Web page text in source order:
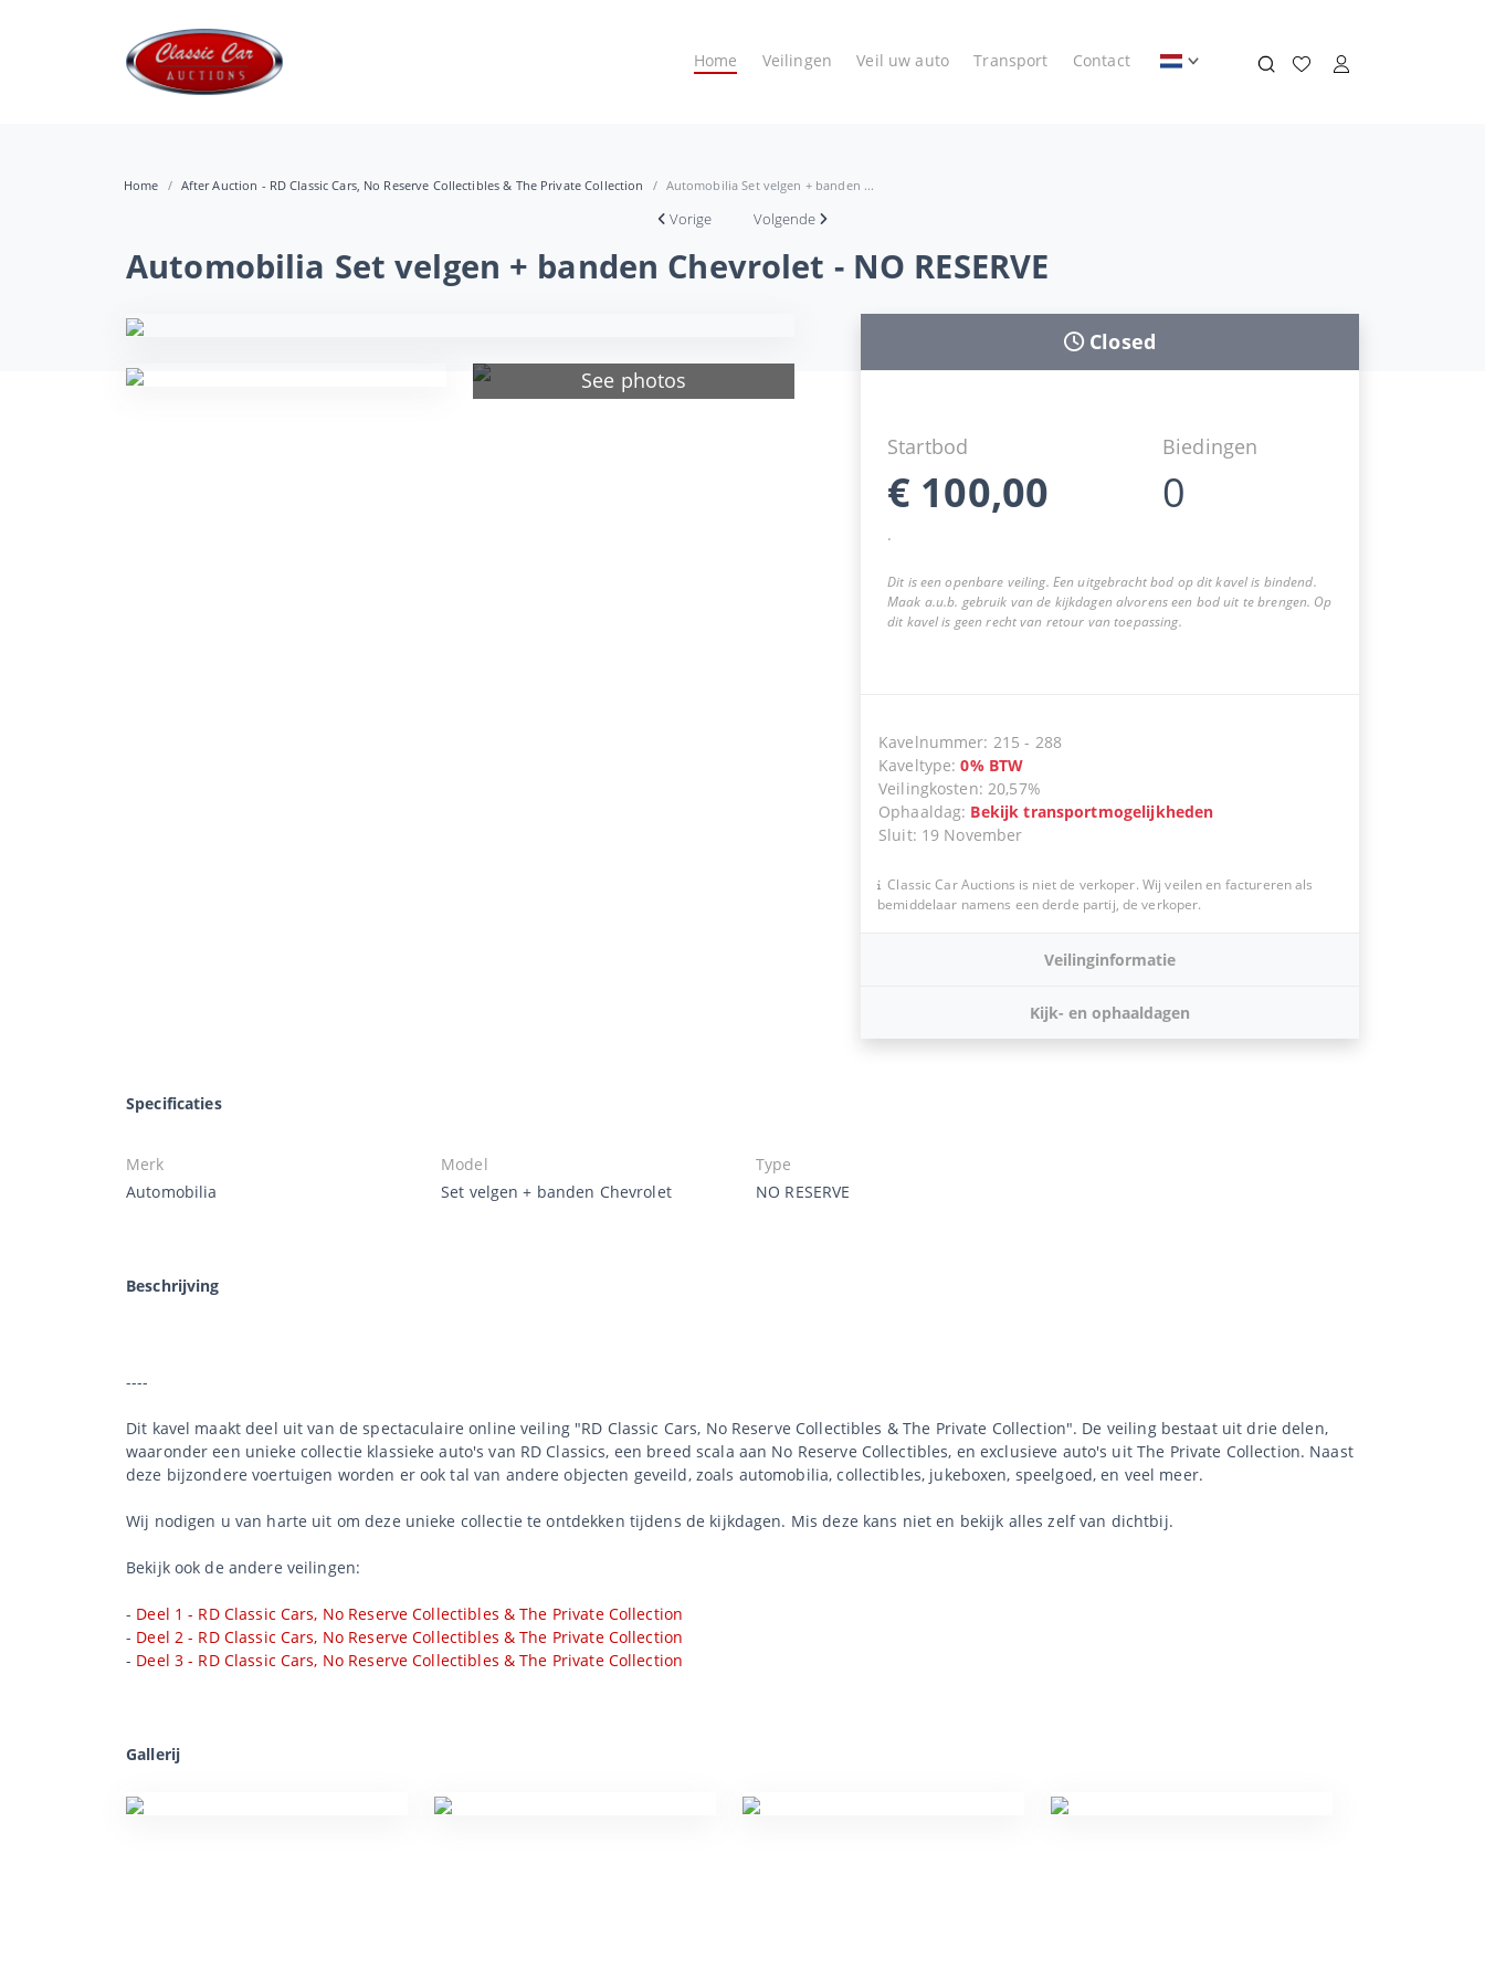
Home Veilingen Veil uw auto Transport Contact
Home After Auction - RD Classic Cars, No Reserve Collectibles & The Private Collection Automobilia Set velgen + banden ...
Vorige Volgende
Automobilia Set velgen + banden Chevrolet - NO RESERVE
See photos
Closed
Startbod
€ 100,00
Biedingen
0
.
Dit is een openbare veiling. Een uitgebracht bod op dit kavel is bindend.
Maak a.u.b. gebruik van de kijkdagen alvorens een bod uit te brengen. Op
dit kavel is geen recht van retour van toepassing.
Kavelnummer: 215 - 288
Kaveltype:0% BTW
Veilingkosten: 20,57%
Ophaaldag: Bekijk transportmogelijkheden
Sluit: 19 November
Classic Car Auctions is niet de verkoper. Wij veilen en factureren als
bemiddelaar namens een derde partij, de verkoper.
Veilinginformatie
Kijk- en ophaaldagen
Specificaties
Merk
Automobilia
Model
Set velgen + banden Chevrolet
Type
NO RESERVE
Beschrijving
----
Dit kavel maakt deel uit van de spectaculaire online veiling "RD Classic Cars, No Reserve Collectibles & The Private Collection". De veiling bestaat uit drie delen,
waaronder een unieke collectie klassieke auto's van RD Classics, een breed scala aan No Reserve Collectibles, en exclusieve auto's uit The Private Collection. Naast
deze bijzondere voertuigen worden er ook tal van andere objecten geveild, zoals automobilia, collectibles, jukeboxen, speelgoed, en veel meer.
Wij nodigen u van harte uit om deze unieke collectie te ontdekken tijdens de kijkdagen. Mis deze kans niet en bekijk alles zelf van dichtbij.
Bekijk ook de andere veilingen:
- Deel 1 - RD Classic Cars, No Reserve Collectibles & The Private Collection
- Deel 2 - RD Classic Cars, No Reserve Collectibles & The Private Collection
- Deel 3 - RD Classic Cars, No Reserve Collectibles & The Private Collection
Gallerij